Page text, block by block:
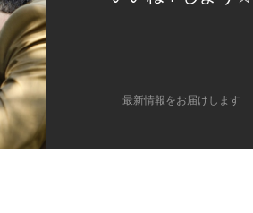
最新情報をお届けします